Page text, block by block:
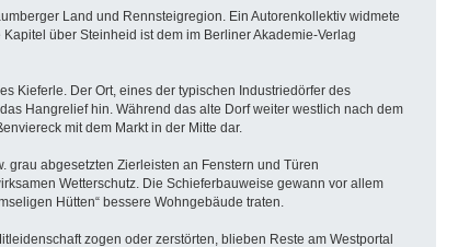
Land und Rennsteigregion. Ein Autorenkollektiv widmete
über Steinheid ist dem im Berliner Akademie-Verlag
Kieferle. Der Ort, eines der typischen Industriedörfer des
Hangrelief hin. Während das alte Dorf weiter westlich nach dem
mit dem Markt in der Mitte dar.
grau abgesetzten Zierleisten an Fenstern und Türen
Wetterschutz. Die Schieferbauweise gewann vor allem
Hütten“ bessere Wohngebäude traten.
zogen oder zerstörten, blieben Reste am Westportal